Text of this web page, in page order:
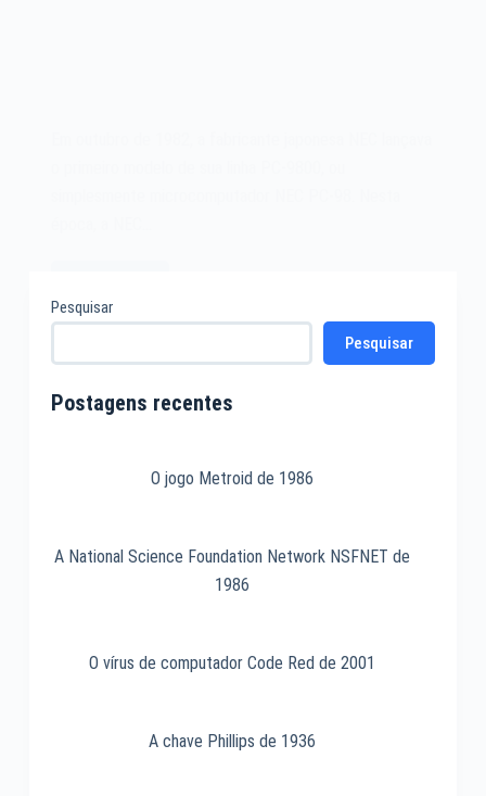
microcomputador
PC-
98
Pesquisar
Pesquisar
Postagens recentes
O jogo Metroid de 1986
A National Science Foundation Network NSFNET de
1986
O vírus de computador Code Red de 2001
A chave Phillips de 1936